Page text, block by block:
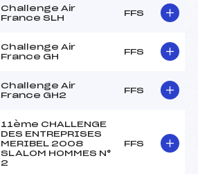
Challenge Air
France SLH
FFS
Challenge Air
France GH
FFS
Challenge Air
France GH2
FFS
11ème CHALLENGE
DES ENTREPRISES
MERIBEL 2008
SLALOM HOMMES N°
2
FFS